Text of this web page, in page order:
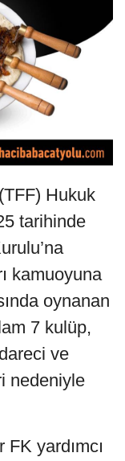
Hukuk
tarihinde
kamuoyuna
oynanan
7 kulüp,
ve
nedeniyle
yardımcı